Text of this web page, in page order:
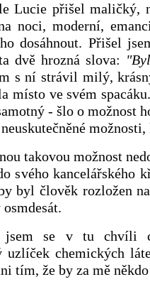
Lucie přišel maličký,
noci, moderní,
dosáhnout. Přišel
dvě hrozná slova:
s ní strávil milý,
místo ve svém
- šlo o možnost
takovou možnost
svého kancelářského
byl člověk rozložen
jsem se v tu chvíli
uzlíček chemických
tím, že by za mě